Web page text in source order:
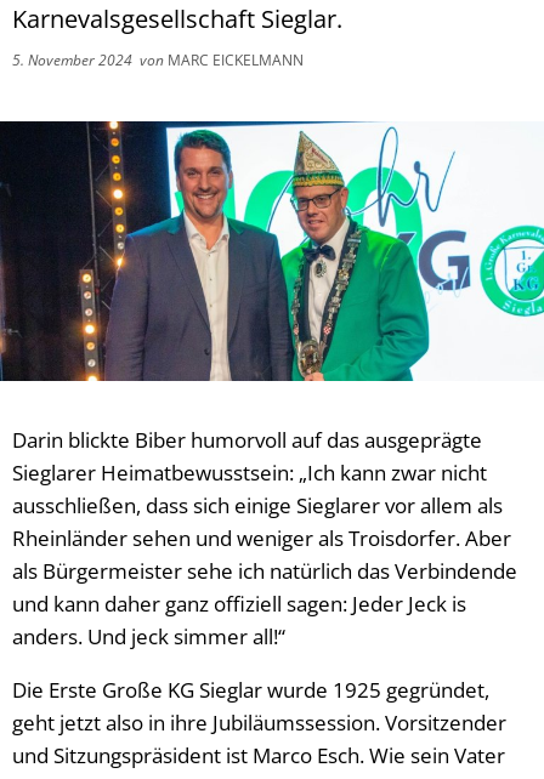
Karnevalsgesellschaft Sieglar.
5. November 2024 von MARC EICKELMANN
Darin blickte Biber humorvoll auf das ausgeprägte
Sieglarer Heimatbewusstsein: „Ich kann zwar nicht
ausschließen, dass sich einige Sieglarer vor allem als
Rheinländer sehen und weniger als Troisdorfer. Aber
als Bürgermeister sehe ich natürlich das Verbindende
und kann daher ganz offiziell sagen: Jeder Jeck is
anders. Und jeck simmer all!“
Die Erste Große KG Sieglar wurde 1925 gegründet,
geht jetzt also in ihre Jubiläumssession. Vorsitzender
und Sitzungspräsident ist Marco Esch. Wie sein Vater